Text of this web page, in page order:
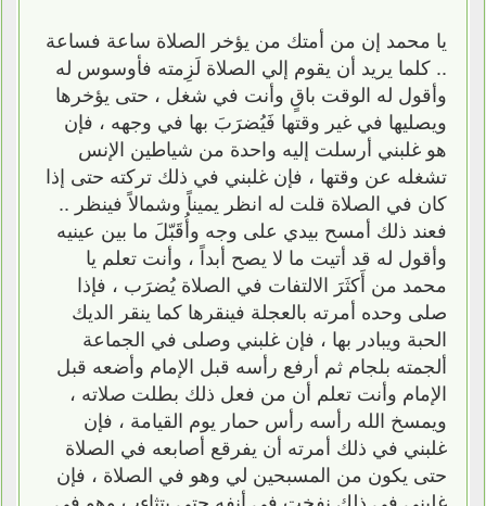
يا محمد إن من أمتك من يؤخر الصلاة ساعة فساعة
.. كلما يريد أن يقوم إلي الصلاة لَزِمته فأوسوس له
وأقول له الوقت باقٍ وأنت في شغل ، حتى يؤخرها
ويصليها في غير وقتها فَيُضرَبَ بها في وجهه ، فإن
هو غلبني أرسلت إليه واحدة من شياطين الإنس
تشغله عن وقتها ، فإن غلبني في ذلك تركته حتى إذا
كان في الصلاة قلت له انظر يميناً وشمالاً فينظر ..
فعند ذلك أمسح بيدي على وجه وأُقَبّلَ ما بين عينيه
وأقول له قد أتيت ما لا يصح أبداً ، وأنت تعلم يا
محمد من أَكثَرَ الالتفات في الصلاة يُضرَب ، فإذا
صلى وحده أمرته بالعجلة فينقرها كما ينقر الديك
الحبة ويبادر بها ، فإن غلبني وصلى في الجماعة
ألجمته بلجام ثم أرفع رأسه قبل الإمام وأضعه قبل
الإمام وأنت تعلم أن من فعل ذلك بطلت صلاته ،
ويمسخ الله رأسه رأس حمار يوم القيامة ، فإن
غلبني في ذلك أمرته أن يفرقع أصابعه في الصلاة
حتى يكون من المسبحين لي وهو في الصلاة ، فإن
غلبني في ذلك نفخت في أنفه حتى يتثاءب وهو في